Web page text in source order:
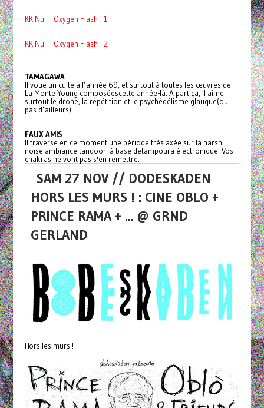
KK Null - Oxygen Flash - 1
KK Null - Oxygen Flash - 2
TAMAGAWA
Il voue un culte à l’année 69, et surtout à toutes les œuvres de
La Monte Young composéescette année-là. A part ça, il aime
surtout le drone, la répétition et le psychédélisme glauque(ou
pas d’ailleurs).
FAUX AMIS
Il traverse en ce moment une période très axée sur la harsh
noise ambiance tandoori à base detampoura électronique. Vos
chakras ne vont pas s'en remettre.
SAM 27 NOV // DODESKADEN
HORS LES MURS ! : CINE OBLO +
PRINCE RAMA + ... @ GRND
GERLAND
Hors les murs !